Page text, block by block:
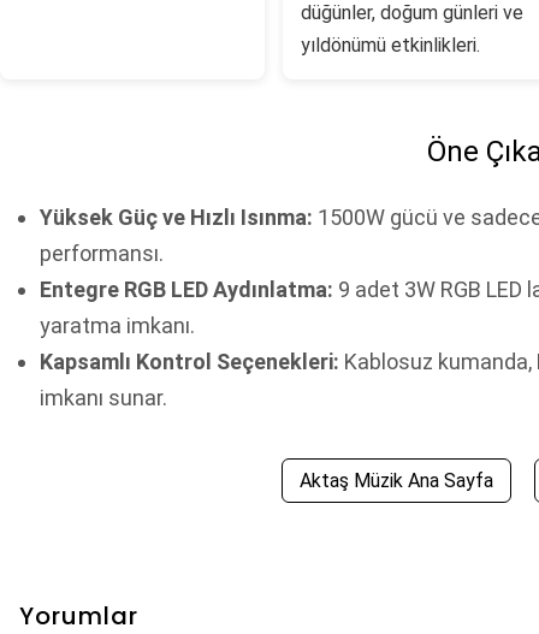
düğünler, doğum günleri ve
yıldönümü etkinlikleri.
Öne
Yüksek Güç ve Hızlı Isınma: 1500W gücü ve
performansı.
Entegre RGB LED Aydınlatma: 9 adet 3W RGB
yaratma imkanı.
Kapsamlı Kontrol Seçenekleri: Kablosuz kumanda,
imkanı sunar.
Aktaş Müzik Ana Sayfa
Yorumlar